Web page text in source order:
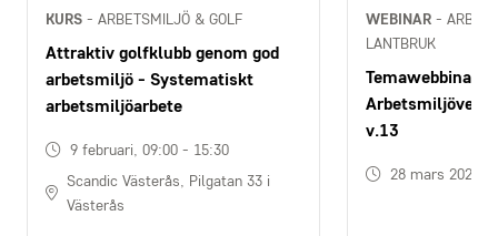
KURS - ARBETSMILJÖ & GOLF
Attraktiv golfklubb genom god
arbetsmiljö - Systematiskt
arbetsmiljöarbete
9 februari, 09:00 - 15:30
Scandic Västerås, Pilgatan 33 i
Västerås
WEBINAR -
LANTBRUK
v.13
28 mars 2023